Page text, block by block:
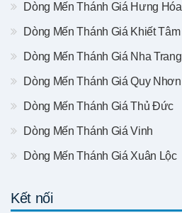
Dòng Mến Thánh Giá Hưng Hóa
Dòng Mến Thánh Giá Khiết Tâm
Dòng Mến Thánh Giá Nha Trang
Dòng Mến Thánh Giá Quy Nhơn
Dòng Mến Thánh Giá Thủ Đức
Dòng Mến Thánh Giá Vinh
Dòng Mến Thánh Giá Xuân Lộc
Kết nối